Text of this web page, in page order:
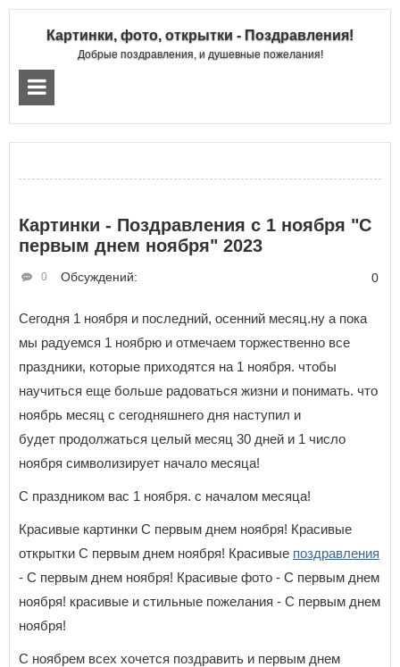
Картинки, фото, открытки - Поздравления!
Добрые поздравления, и душевные пожелания!
Картинки - Поздравления с 1 ноября "С
первым днем ноября" 2023
Обсуждений:
0 0
Сегодня 1 ноября и последний, осенний месяц.ну а пока
мы радуемся 1 ноябрю и отмечаем торжественно все
праздники, которые приходятся на 1 ноября. чтобы
научиться еще больше радоваться жизни и понимать. что
ноябрь месяц с сегодняшнего дня наступил и
будет продолжаться целый месяц 30 дней и 1 число
ноября символизирует начало месяца!
С праздником вас 1 ноября. с началом месяца!
Красивые картинки С первым днем ноября! Красивые
открытки С первым днем ноября! Красивые поздравления
- С первым днем ноября! Красивые фото - С первым днем
ноября! красивые и стильные пожелания - С первым днем
ноября!
С ноябрем всех хочется поздравить и первым днем